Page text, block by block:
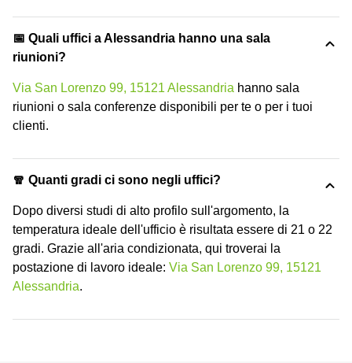
📅 Quali uffici a Alessandria hanno una sala
riunioni?
Via San Lorenzo 99, 15121 Alessandria hanno sala
riunioni o sala conferenze disponibili per te o per i tuoi
clienti.
🧣 Quanti gradi ci sono negli uffici?
Dopo diversi studi di alto profilo sull'argomento, la
temperatura ideale dell'ufficio è risultata essere di 21 o 22
gradi. Grazie all'aria condizionata, qui troverai la
postazione di lavoro ideale: Via San Lorenzo 99, 15121
Alessandria.